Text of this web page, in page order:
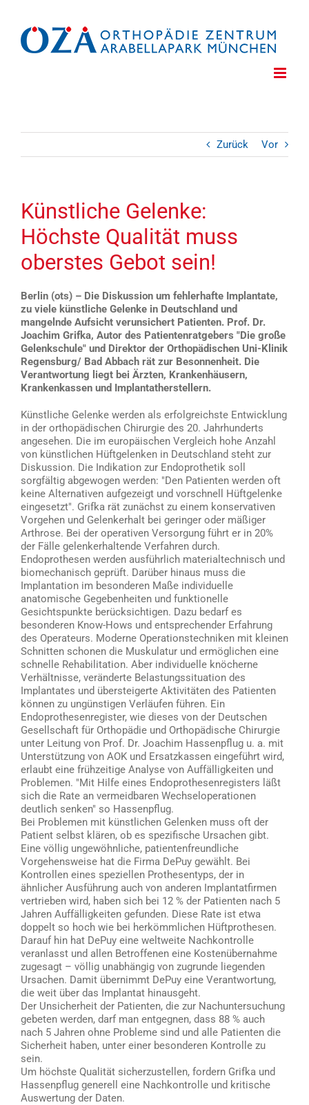
springen
Zurück Vor
Künstliche Gelenke:
Höchste Qualität muss
oberstes Gebot sein!
Berlin (ots) – Die Diskussion um fehlerhafte Implantate,
zu viele künstliche Gelenke in Deutschland und
mangelnde Aufsicht verunsichert Patienten. Prof. Dr.
Joachim Grifka, Autor des Patientenratgebers "Die große
Gelenkschule" und Direktor der Orthopädischen Uni-Klinik
Regensburg/ Bad Abbach rät zur Besonnenheit. Die
Verantwortung liegt bei Ärzten, Krankenhäusern,
Krankenkassen und Implantatherstellern.
Künstliche Gelenke werden als erfolgreichste Entwicklung
in der orthopädischen Chirurgie des 20. Jahrhunderts
angesehen. Die im europäischen Vergleich hohe Anzahl
von künstlichen Hüftgelenken in Deutschland steht zur
Diskussion. Die Indikation zur Endoprothetik soll
sorgfältig abgewogen werden: "Den Patienten werden oft
keine Alternativen aufgezeigt und vorschnell Hüftgelenke
eingesetzt". Grifka rät zunächst zu einem konservativen
Vorgehen und Gelenkerhalt bei geringer oder mäßiger
Arthrose. Bei der operativen Versorgung führt er in 20%
der Fälle gelenkerhaltende Verfahren durch.
Endoprothesen werden ausführlich materialtechnisch und
biomechanisch geprüft. Darüber hinaus muss die
Implantation im besonderen Maße individuelle
anatomische Gegebenheiten und funktionelle
Gesichtspunkte berücksichtigen. Dazu bedarf es
besonderen Know-Hows und entsprechender Erfahrung
des Operateurs. Moderne Operationstechniken mit kleinen
Schnitten schonen die Muskulatur und ermöglichen eine
schnelle Rehabilitation. Aber individuelle knöcherne
Verhältnisse, veränderte Belastungssituation des
Implantates und übersteigerte Aktivitäten des Patienten
können zu ungünstigen Verläufen führen. Ein
Endoprothesenregister, wie dieses von der Deutschen
Gesellschaft für Orthopädie und Orthopädische Chirurgie
unter Leitung von Prof. Dr. Joachim Hassenpflug u. a. mit
Unterstützung von AOK und Ersatzkassen eingeführt wird,
erlaubt eine frühzeitige Analyse von Auffälligkeiten und
Problemen. "Mit Hilfe eines Endoprothesenregisters läßt
sich die Rate an vermeidbaren Wechseloperationen
deutlich senken" so Hassenpflug.
Bei Problemen mit künstlichen Gelenken muss oft der
Patient selbst klären, ob es spezifische Ursachen gibt.
Eine völlig ungewöhnliche, patientenfreundliche
Vorgehensweise hat die Firma DePuy gewählt. Bei
Kontrollen eines speziellen Prothesentyps, der in
ähnlicher Ausführung auch von anderen Implantatfirmen
vertrieben wird, haben sich bei 12 % der Patienten nach 5
Jahren Auffälligkeiten gefunden. Diese Rate ist etwa
doppelt so hoch wie bei herkömmlichen Hüftprothesen.
Darauf hin hat DePuy eine weltweite Nachkontrolle
veranlasst und allen Betroffenen eine Kostenübernahme
zugesagt – völlig unabhängig von zugrunde liegenden
Ursachen. Damit übernimmt DePuy eine Verantwortung,
die weit über das Implantat hinausgeht.
Der Unsicherheit der Patienten, die zur Nachuntersuchung
gebeten werden, darf man entgegnen, dass 88 % auch
nach 5 Jahren ohne Probleme sind und alle Patienten die
Sicherheit haben, unter einer besonderen Kontrolle zu
sein.
Um höchste Qualität sicherzustellen, fordern Grifka und
Hassenpflug generell eine Nachkontrolle und kritische
Auswertung der Daten.